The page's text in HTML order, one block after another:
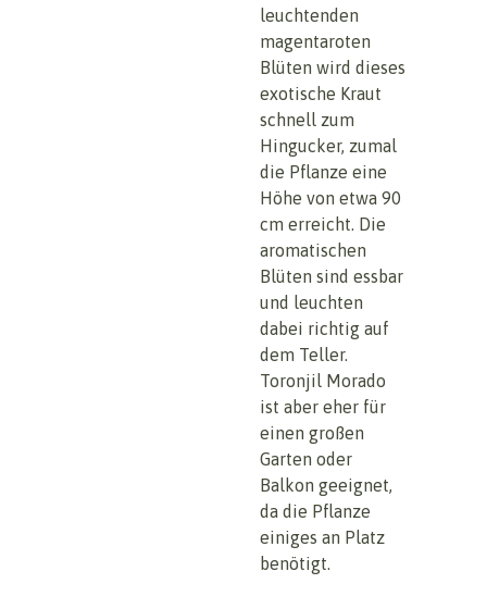
leuchtenden
magentaroten
Blüten wird dieses
exotische Kraut
schnell zum
Hingucker, zumal
die Pflanze eine
Höhe von etwa 90
cm erreicht. Die
aromatischen
Blüten sind essbar
und leuchten
dabei richtig auf
dem Teller.
Toronjil Morado
ist aber eher für
einen großen
Garten oder
Balkon geeignet,
da die Pflanze
einiges an Platz
benötigt.